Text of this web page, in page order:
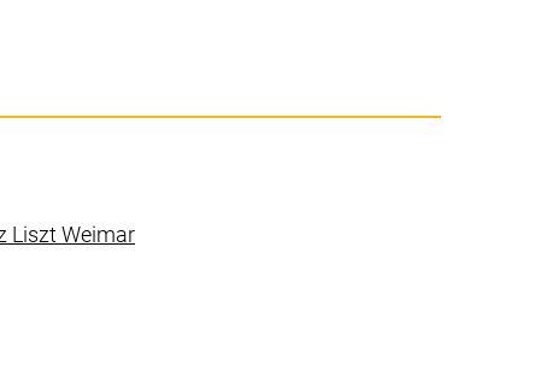
Liszt Weimar(externer Link, öffnet neues Fenster)